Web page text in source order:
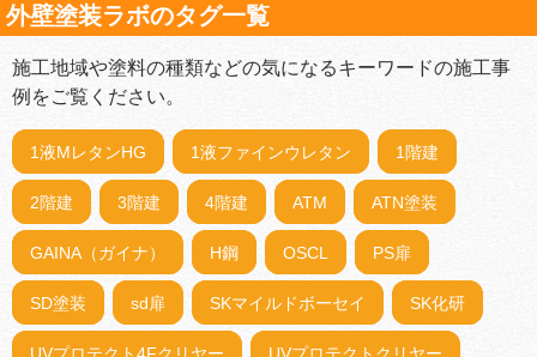
外壁塗装ラボのタグ一覧
施工地域や塗料の種類などの気になるキーワードの施工事
例をご覧ください。
1液MレタンHG 1液ファインウレタン 1階建
2階建 3階建 4階建 ATM ATN塗装
GAINA（ガイナ） H鋼 OSCL PS扉
SD塗装 sd扉 SKマイルドボーセイ SK化研
UVプロテクト4Fクリヤー UVプロテクトクリヤー